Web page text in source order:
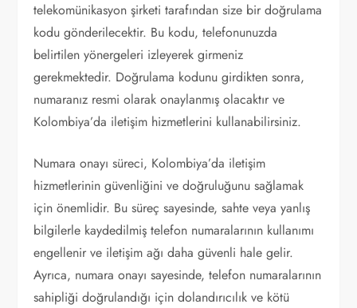
telekomünikasyon şirketi tarafından size bir doğrulama
kodu gönderilecektir. Bu kodu, telefonunuzda
belirtilen yönergeleri izleyerek girmeniz
gerekmektedir. Doğrulama kodunu girdikten sonra,
numaranız resmi olarak onaylanmış olacaktır ve
Kolombiya’da iletişim hizmetlerini kullanabilirsiniz.
Numara onayı süreci, Kolombiya’da iletişim
hizmetlerinin güvenliğini ve doğruluğunu sağlamak
için önemlidir. Bu süreç sayesinde, sahte veya yanlış
bilgilerle kaydedilmiş telefon numaralarının kullanımı
engellenir ve iletişim ağı daha güvenli hale gelir.
Ayrıca, numara onayı sayesinde, telefon numaralarının
sahipliği doğrulandığı için dolandırıcılık ve kötü